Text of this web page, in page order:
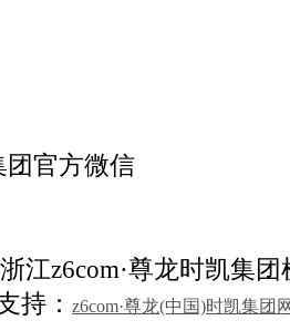
团官方微信
江z6com·尊龙时凯集
持： z6com·尊龙(中国)时凯集团